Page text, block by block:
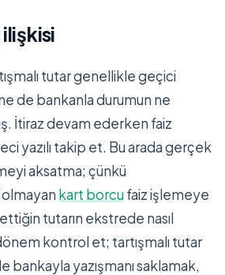
tutar genellikle geçici
de bankanla durumun ne
İtiraz devam ederken faiz
yazılı takip et. Bu arada gerçek
aksatma; çünkü
olmayan kart borcufaiz işlemeye
tutarın ekstrede nasıl
kontrol et; tartışmalı tutar
bankayla yazışmanı saklamak,